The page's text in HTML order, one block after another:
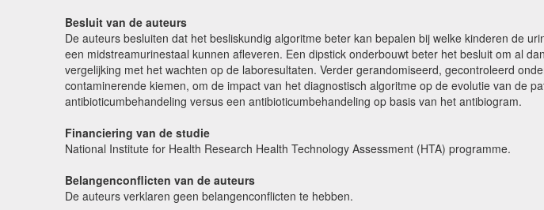
Besluit van de auteurs
De auteurs besluiten dat het besliskundig algoritme beter kan bepalen bij welke kinderen de
een midstreamurinestaal kunnen afleveren. Een dipstick onderbouwt beter het besluit om al
vergelijking met het wachten op de laboresultaten. Verder gerandomiseerd, gecontroleerd
contaminerende kiemen, om de impact van het diagnostisch algoritme op de evolutie van de
antibioticumbehandeling versus een antibioticumbehandeling op basis van het antibiogram.
Financiering van de studie
National Institute for Health Research Health Technology Assessment (HTA) programme.
Belangenconflicten van de auteurs
De auteurs verklaren geen belangenconflicten te hebben.